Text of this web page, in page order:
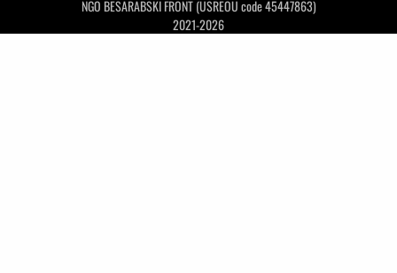
NGO BESARABSKI FRONT (USREOU code 45447863)
2021-2026